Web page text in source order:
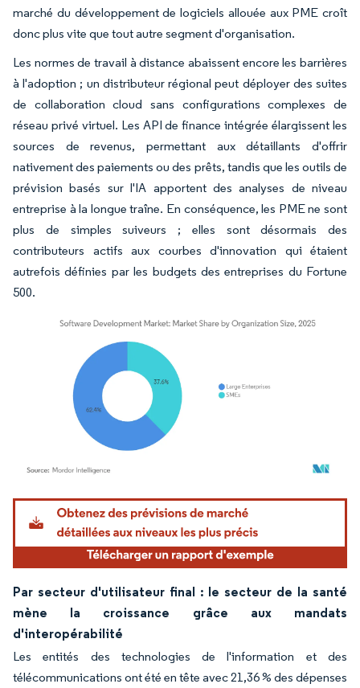
marché du développement de logiciels allouée aux PME croît
donc plus vite que tout autre segment d'organisation.
Les normes de travail à distance abaissent encore les barrières
à l'adoption ; un distributeur régional peut déployer des suites
de collaboration cloud sans configurations complexes de
réseau privé virtuel. Les API de finance intégrée élargissent les
sources de revenus, permettant aux détaillants d'offrir
nativement des paiements ou des prêts, tandis que les outils de
prévision basés sur l'IA apportent des analyses de niveau
entreprise à la longue traîne. En conséquence, les PME ne sont
plus de simples suiveurs ; elles sont désormais des
contributeurs actifs aux courbes d'innovation qui étaient
autrefois définies par les budgets des entreprises du Fortune
500.
Image © Mordor Intelligence. La réutilisation nécessite une attribution sous CC BY
Par secteur d'utilisateur final : le secteur de la santé
mène la croissance grâce aux mandats
d'interopérabilité
Les entités des technologies de l'information et des
télécommunications ont été en tête avec 21,36 % des dépenses